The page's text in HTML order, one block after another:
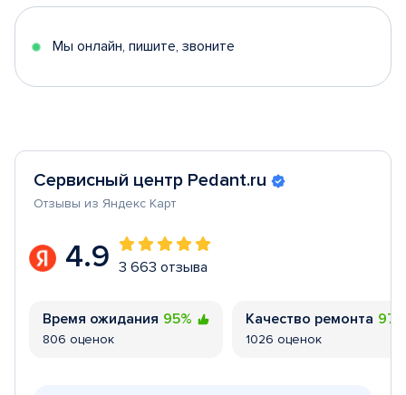
5
Мы онлайн, пишите, звоните
Сервисный центр Pedant.ru
Отзывы из Яндекс Карт
4.9 3 663 отзыва
Время ожидания 95%
806 оценок
Качество ремонта
1026 оценок